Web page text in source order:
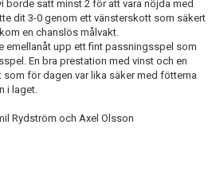
borde satt minst 2 för att vara nöjda med
dit 3-0 genom ett vänsterskott som säkert
en chanslös målvakt.
emellanåt upp ett fint passningsspel som
En bra prestation med vinst och en
som för dagen var lika säker med fötterna
i laget.
Rydström och Axel Olsson